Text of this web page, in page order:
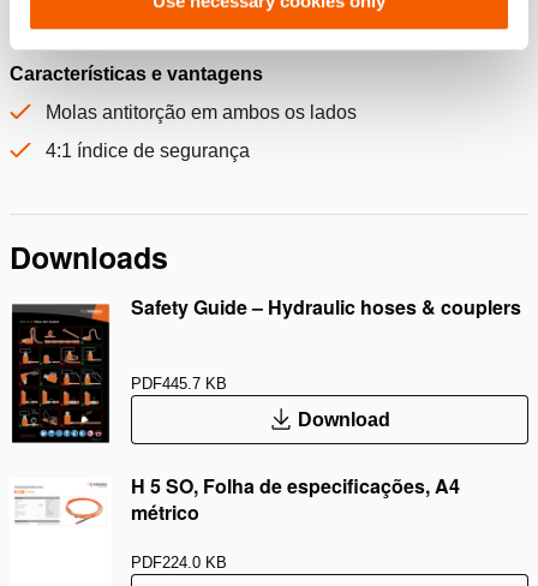
Características
Características e vantagens
Molas antitorção em ambos os lados
4:1 índice de segurança
Downloads
Safety Guide – Hydraulic hoses & couplers
PDF445.7 KB
Download
H 5 SO, Folha de especificações, A4
métrico
PDF224.0 KB